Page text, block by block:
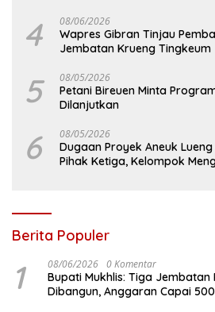
4 08/06/2026
Wapres Gibran Tinjau
Jembatan Krueng Tingkeum
5 08/05/2026
Petani Bireuen Minta
Dilanjutkan
6 08/05/2026
Dugaan Proyek Aneuk
Pihak Ketiga, Kelompok
Berita Populer
1 08/06/2026 0 Komentar
Bupati Mukhlis: Tiga Jembatan
Dibangun, Anggaran Capai